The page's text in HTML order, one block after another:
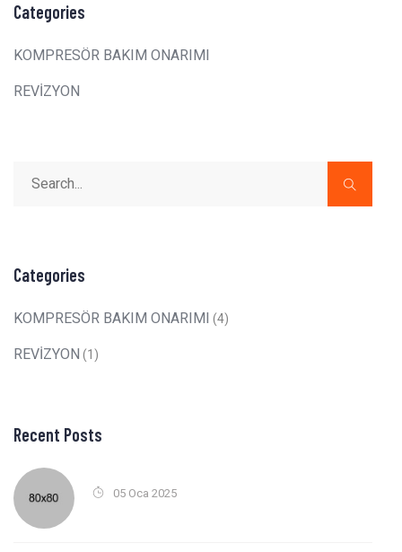
Categories
KOMPRESÖR BAKIM ONARIMI
REVİZYON
Categories
KOMPRESÖR BAKIM ONARIMI (4)
REVİZYON(1)
Recent Posts
05 Oca 2025